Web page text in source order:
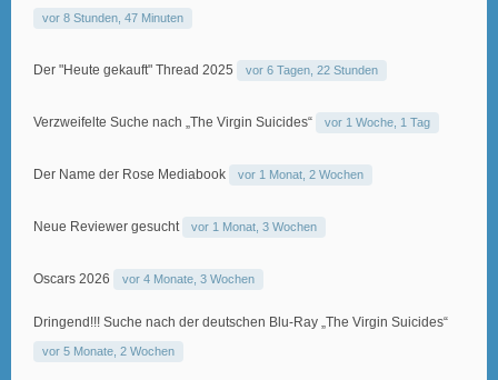
vor 8 Stunden, 47 Minuten
Der "Heute gekauft" Thread 2025 vor 6 Tagen, 22 Stunden
Verzweifelte Suche nach „The Virgin Suicides“ vor 1 Woche, 1 Tag
Der Name der Rose Mediabook vor 1 Monat, 2 Wochen
Neue Reviewer gesucht vor 1 Monat, 3 Wochen
Oscars 2026 vor 4 Monate, 3 Wochen
Dringend!!! Suche nach der deutschen Blu-Ray „The Virgin Suicides“
vor 5 Monate, 2 Wochen